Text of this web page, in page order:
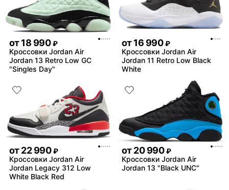
от18 990 ₽
Кроссовки Jordan Air
Jordan 13 Retro Low GC
"Singles Day"
от16 990 ₽
Кроссовки Jordan Air
Jordan 11 Retro Low Black
White
от22 990 ₽
Кроссовки Jordan Air
Jordan Legacy 312 Low
White Black Red
от20 990 ₽
Кроссовки Jordan Air
Jordan 13 "Black UNC"